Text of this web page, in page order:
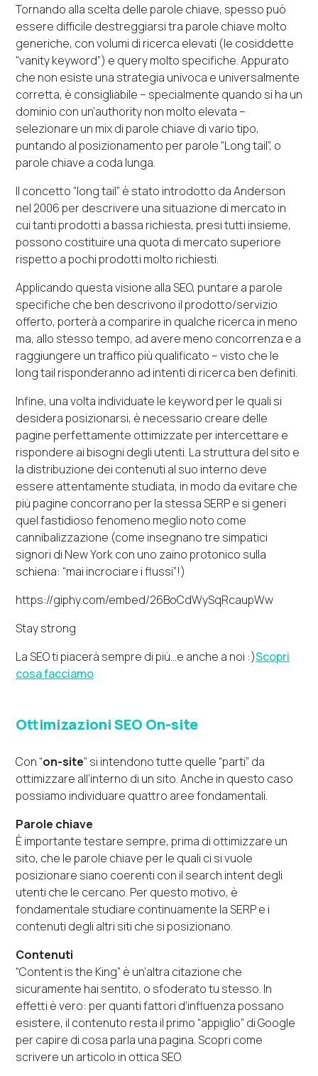
Tornando alla scelta delle parole chiave, spesso può
essere difficile destreggiarsi tra parole chiave molto
generiche, con volumi di ricerca elevati (le cosiddette
“vanity keyword”) e query molto specifiche. Appurato
che non esiste una strategia univoca e universalmente
corretta, è consigliabile – specialmente quando si ha un
dominio con un’authority non molto elevata –
selezionare un mix di parole chiave di vario tipo,
puntando al posizionamento per parole “Long tail”, o
parole chiave a coda lunga.
Il concetto “long tail” è stato introdotto da Anderson
nel 2006 per descrivere una situazione di mercato in
cui tanti prodotti a bassa richiesta, presi tutti insieme,
possono costituire una quota di mercato superiore
rispetto a pochi prodotti molto richiesti.
Applicando questa visione alla SEO, puntare a parole
specifiche che ben descrivono il prodotto/servizio
offerto, porterà a comparire in qualche ricerca in meno
ma, allo stesso tempo, ad avere meno concorrenza e a
raggiungere un traffico più qualificato – visto che le
long tail risponderanno ad intenti di ricerca ben definiti.
Infine, una volta individuate le keyword per le quali si
desidera posizionarsi, è necessario creare delle
pagine perfettamente ottimizzate per intercettare e
rispondere ai bisogni degli utenti. La struttura del sito e
la distribuzione dei contenuti al suo interno deve
essere attentamente studiata, in modo da evitare che
più pagine concorrano per la stessa SERP e si generi
quel fastidioso fenomeno meglio noto come
cannibalizzazione (come insegnano tre simpatici
signori di New York con uno zaino protonico sulla
schiena: “mai incrociare i flussi”!)
https://giphy.com/embed/26BoCdWySqRcaupWw
Stay strong
La SEO ti piacerà sempre di più...e anche a noi :)Scopri
cosa facciamo
Ottimizazioni SEO On-site
Con “on-site” si intendono tutte quelle “parti” da
ottimizzare all’interno di un sito. Anche in questo caso
possiamo individuare quattro aree fondamentali.
Parole chiave
È importante testare sempre, prima di ottimizzare un
sito, che le parole chiave per le quali ci si vuole
posizionare siano coerenti con il search intent degli
utenti che le cercano. Per questo motivo, è
fondamentale studiare continuamente la SERP e i
contenuti degli altri siti che si posizionano.
Contenuti
“Content is the King” è un’altra citazione che
sicuramente hai sentito, o sfoderato tu stesso. In
effetti è vero: per quanti fattori d’influenza possano
esistere, il contenuto resta il primo “appiglio” di Google
per capire di cosa parla una pagina. Scopri come
scrivere un articolo in ottica SEO.